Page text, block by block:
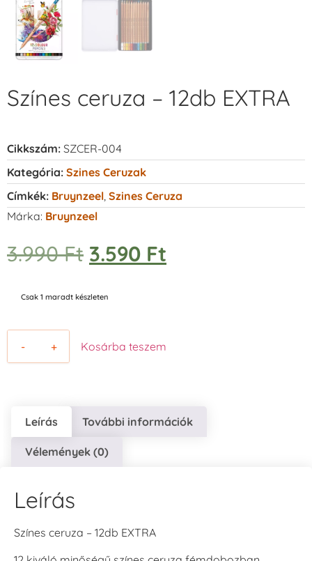
Színes ceruza – 12db EXTRA
Cikkszám: SZCER-004
Kategória: Szines Ceruzak
Címkék: Bruynzeel Szines Ceruza
Márka: Bruynzeel
3.990Ft 3.590 Ft
Csak 1 maradt készleten
- + Kosárba teszem
Leírás További információk
Vélemények (0)
Leírás
Színes ceruza – 12db EXTRA